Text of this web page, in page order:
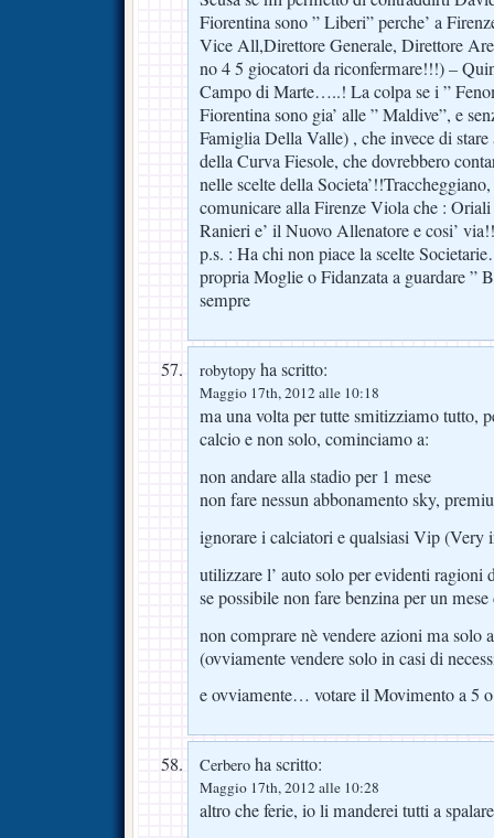
Fiorentina sono ” Liberi” perche’ a
Vice All,Direttore Generale, Direttore
no 4 5 giocatori da riconfermare!!!) –
Campo di Marte…..! La colpa se i ”
Fiorentina sono gia’ alle ” Maldive”, e
Famiglia Della Valle) , che invece di
della Curva Fiesole, che dovrebbero
nelle scelte della
comunicare alla Firenze Viola che :
Ranieri e’ il Nuovo Allenatore e cosi’ via!!
p.s. : Ha chi non piace la scelte
propria Moglie o Fidanzata a guardare ”
sempre
robytopy ha scritto:
Maggio 17th, 2012 alle 10:18
ma una volta per tutte smitizziamo tutto,
calcio e non solo, cominciamo a:
non andare alla stadio per 1 mese
non fare nessun abbonamento sky,
ignorare i calciatori e qualsiasi Vip (Very
utilizzare l’ auto solo per evidenti ragioni
se possibile non fare benzina per un
non comprare nè vendere azioni ma solo
(ovviamente vendere solo in casi di
e ovviamente… votare il Movimento a 5
Cerbero ha scritto:
Maggio 17th, 2012 alle 10:28
altro che ferie, io li manderei tutti a